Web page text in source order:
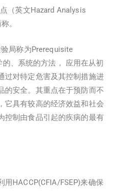
（英文Hazard Analysis
。
局称为Prerequisite
、系统的方法， 应用在从初
过对特定危害及其控制措施进
的安全。其重点在于预防而不
它具有较高的经济效益和社会
控制由食品引起的疾病的最有
HACCP(CFIA/FSEP)来确保